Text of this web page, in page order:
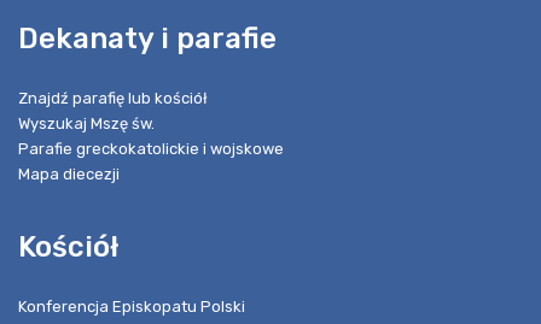
Dekanaty i parafie
Znajdź parafię lub kościół
Wyszukaj Mszę św.
Parafie greckokatolickie i wojskowe
Mapa diecezji
Kościół
Konferencja Episkopatu Polski